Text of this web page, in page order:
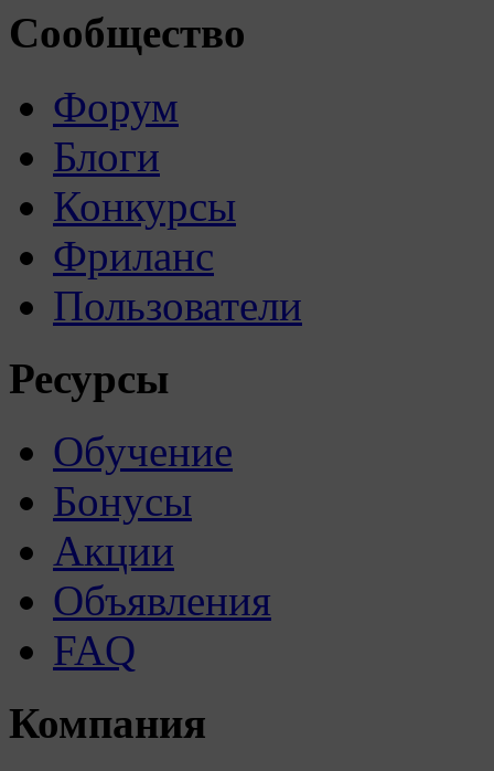
Сообщество
Форум
Блоги
Конкурсы
Фриланс
Пользователи
Ресурсы
Обучение
Бонусы
Акции
Объявления
FAQ
Компания